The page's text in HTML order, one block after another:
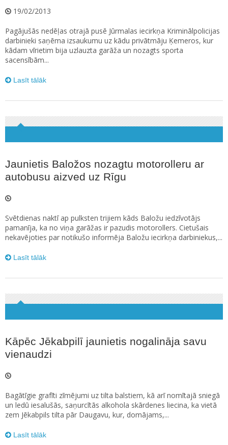
19/02/2013
Pagājušās nedēļas otrajā pusē Jūrmalas iecirkņa Kriminālpolicijas
darbinieki saņēma izsaukumu uz kādu privātmāju Ķemeros, kur
kādam vīrietim bija uzlauzta garāža un nozagts sporta
sacensībām...
Lasīt tālāk
Jaunietis Baložos nozagtu motorolleru ar
autobusu aizved uz Rīgu
Svētdienas naktī ap pulksten trijiem kāds Baložu iedzīvotājs
pamanīja, ka no viņa garāžas ir pazudis motorollers. Cietušais
nekavējoties par notikušo informēja Baložu iecirkņa darbiniekus,...
Lasīt tālāk
Kāpēc Jēkabpilī jaunietis nogalināja savu
vienaudzi
Bagātīgie grafīti zīmējumi uz tilta balstiem, kā arī nomītajā sniegā
un ledū iesalušās, saņurcītās alkohola skārdenes liecina, ka vietā
zem Jēkabpils tilta pār Daugavu, kur, domājams,...
Lasīt tālāk